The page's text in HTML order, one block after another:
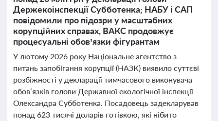
Держекоінспекції Субботенка; НАБУ і САП
повідомили про підозри у масштабних
корупційних справах, ВАКС продовжує
процесуальні обов’язки фігурантам
У лютому 2026 року Національне агентство з
питань запобігання корупції (НАЗК) виявило суттєві
розбіжності у декларації тимчасового виконувача
обов’язків голови Державної екологічної інспекції
Олександра Субботенка. Посадовець задекларував
понад 623 тисячі доларів готівкою, які нібито